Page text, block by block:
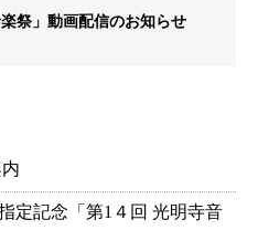
祭」動画配信のお知らせ
定記念「第1４回 光明寺音